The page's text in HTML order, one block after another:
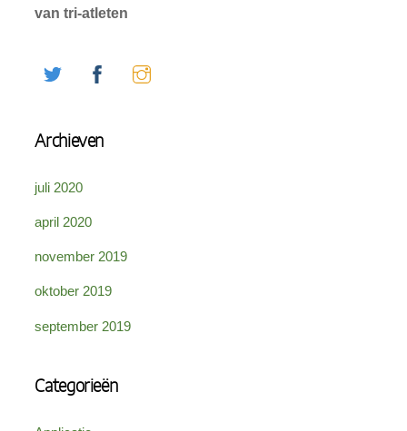
van tri-atleten
Twitter Facebook
Archieven
juli 2020
april 2020
november 2019
oktober 2019
september 2019
Categorieën